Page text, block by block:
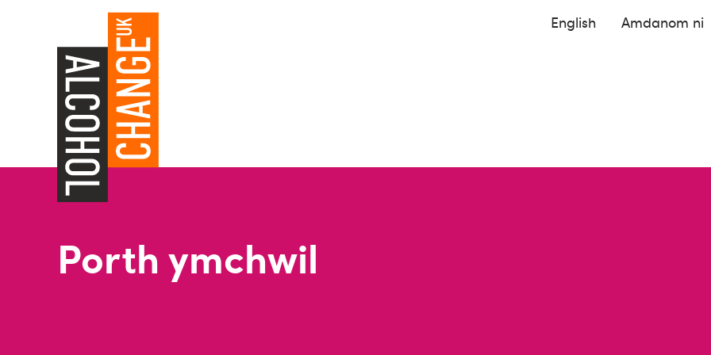
English Amdanom ni
Porth ymchwil